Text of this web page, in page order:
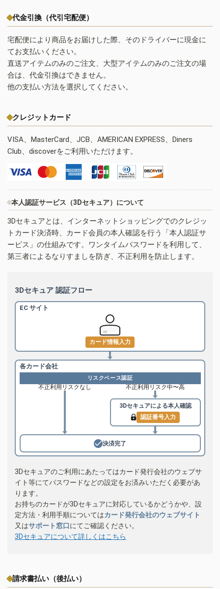
代金引換（代引宅配便）
宅配便により商品をお届けした際、そのドライバーに現金に
てお支払いください。
直送アイテムのみのご注文、大型アイテムのみのご注文の場
合は、代金引換はできません。
他の支払い方法を選択してください。
クレジットカード
VISA、MasterCard、JCB、AMERICAN EXPRESS、Diners
Club、discoverをご利用いただけます。
本人認証サービス（3Dセキュア）について
3Dセキュアとは、インターネットショッピングでのクレジッ
トカード決済時、カード会員の本人確認を行う「本人認証サ
ービス」の仕組みです。ワンタイムパスワードを利用して、
第三者によるなりすましを防ぎ、不正利用を防止します。
3Dセキュア 認証フロー
EC サイト
カード情報入力
各カード会社
リスクベース認証
不正利用リスクなし 不正利用リスク中〜高
3Dセキュアによる本人確認
認証番号入力
決済完了
3Dセキュアのご利用にあたってはカード発行会社のウェブサ
イト等にてパスワードなどの設定をお済みいただく必要があ
ります。
お持ちのカードが3Dセキュアに対応しているかどうかや、設
定方法・利用手順についてはカード発行会社のウェブサイト
又はサポート窓口にてご確認ください。
3Dセキュアについて詳しくはこちら
請求書払い（後払い）